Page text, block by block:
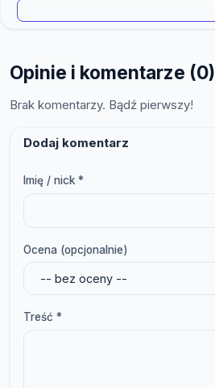
Opinie i komentarze (0)
Brak komentarzy. Bądź pierwszy!
Dodaj komentarz
Imię / nick *
Ocena (opcjonalnie)
Treść *